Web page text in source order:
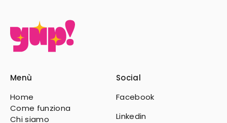
Menù
Home
Come funziona
Chi siamo
Social
Facebook
Linkedin